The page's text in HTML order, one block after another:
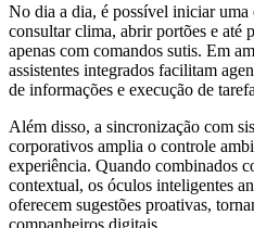
No dia a dia, é possível iniciar uma
consultar clima, abrir portões e até
apenas com comandos sutis. Em
assistentes integrados facilitam
de informações e execução de
Além disso, a sincronização com
corporativos amplia o controle
experiência. Quando combinados
contextual, os óculos inteligentes
oferecem sugestões proativas,
companheiros digitais.